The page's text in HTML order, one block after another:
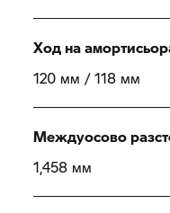
Ход на
120 мм / 118 мм
Междуосово
1,458 мм